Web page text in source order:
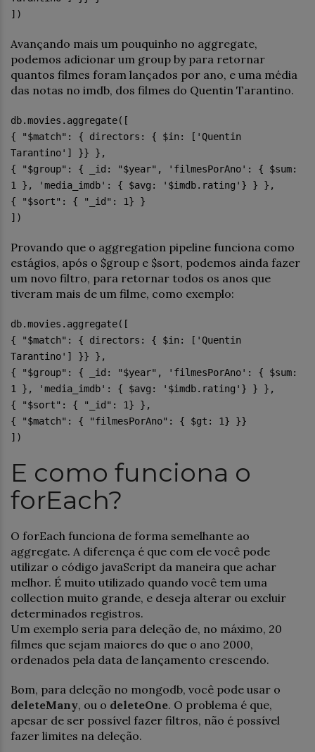
])
Avançando mais um pouquinho no aggregate,
podemos adicionar um group by para retornar
quantos filmes foram lançados por ano, e uma média
das notas no imdb, dos filmes do Quentin Tarantino.
db.movies.aggregate([
{ "$match": { directors: { $in: ['Quentin
Tarantino'] }} },
{ "$group": { _id: "$year", 'filmesPorAno': { $sum:
1 }, 'media_imdb': { $avg: '$imdb.rating'} } },
{ "$sort": { "_id": 1} }
])
Provando que o aggregation pipeline funciona como
estágios, após o $group e $sort, podemos ainda fazer
um novo filtro, para retornar todos os anos que
tiveram mais de um filme, como exemplo:
db.movies.aggregate([
{ "$match": { directors: { $in: ['Quentin
Tarantino'] }} },
{ "$group": { _id: "$year", 'filmesPorAno': { $sum:
1 }, 'media_imdb': { $avg: '$imdb.rating'} } },
{ "$sort": { "_id": 1} },
{ "$match": { "filmesPorAno": { $gt: 1} }}
])
E como funciona o
forEach?
O forEach funciona de forma semelhante ao
aggregate. A diferença é que com ele você pode
utilizar o código javaScript da maneira que achar
melhor. É muito utilizado quando você tem uma
collection muito grande, e deseja alterar ou excluir
determinados registros.
Um exemplo seria para deleção de, no máximo, 20
filmes que sejam maiores do que o ano 2000,
ordenados pela data de lançamento crescendo.
Bom, para deleção no mongodb, você pode usar o
deleteMany, ou o deleteOne. O problema é que,
apesar de ser possível fazer filtros, não é possível
fazer limites na deleção.